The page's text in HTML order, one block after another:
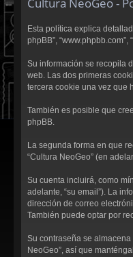
Esta política explica
phpBB”,
Su información se recopila
web. Las dos primeras
tercera cookie una vez que
También es posible que
phpBB.
La segunda forma en que
“Cultura NeoGeo” (en
Su cuenta incluirá, como
adelante, “su email”). La
dirección de correo
También puede optar por
Su contraseña se
NeoGeo”, así que